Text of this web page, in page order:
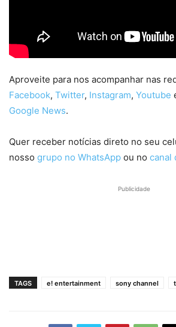
Aproveite para nos acompanhar nas
Facebook, Twitter, Instagram, Youtube
Google News.
Quer receber notícias direto no seu
nosso grupo no WhatsApp ou no canal
Publicidade
TAGS e! entertainment sony channel